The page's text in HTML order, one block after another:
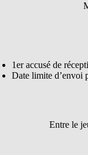
1er accusé de
Date limite d’envoi
Entre le